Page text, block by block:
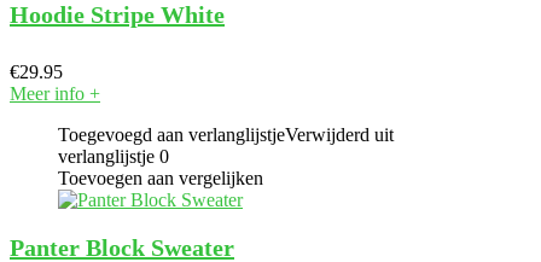
Hoodie Stripe White
€29.95
Meer info +
Toegevoegd aan verlanglijstjeVerwijderd uit
verlanglijstje 0
Toevoegen aan vergelijken
Panter Block Sweater